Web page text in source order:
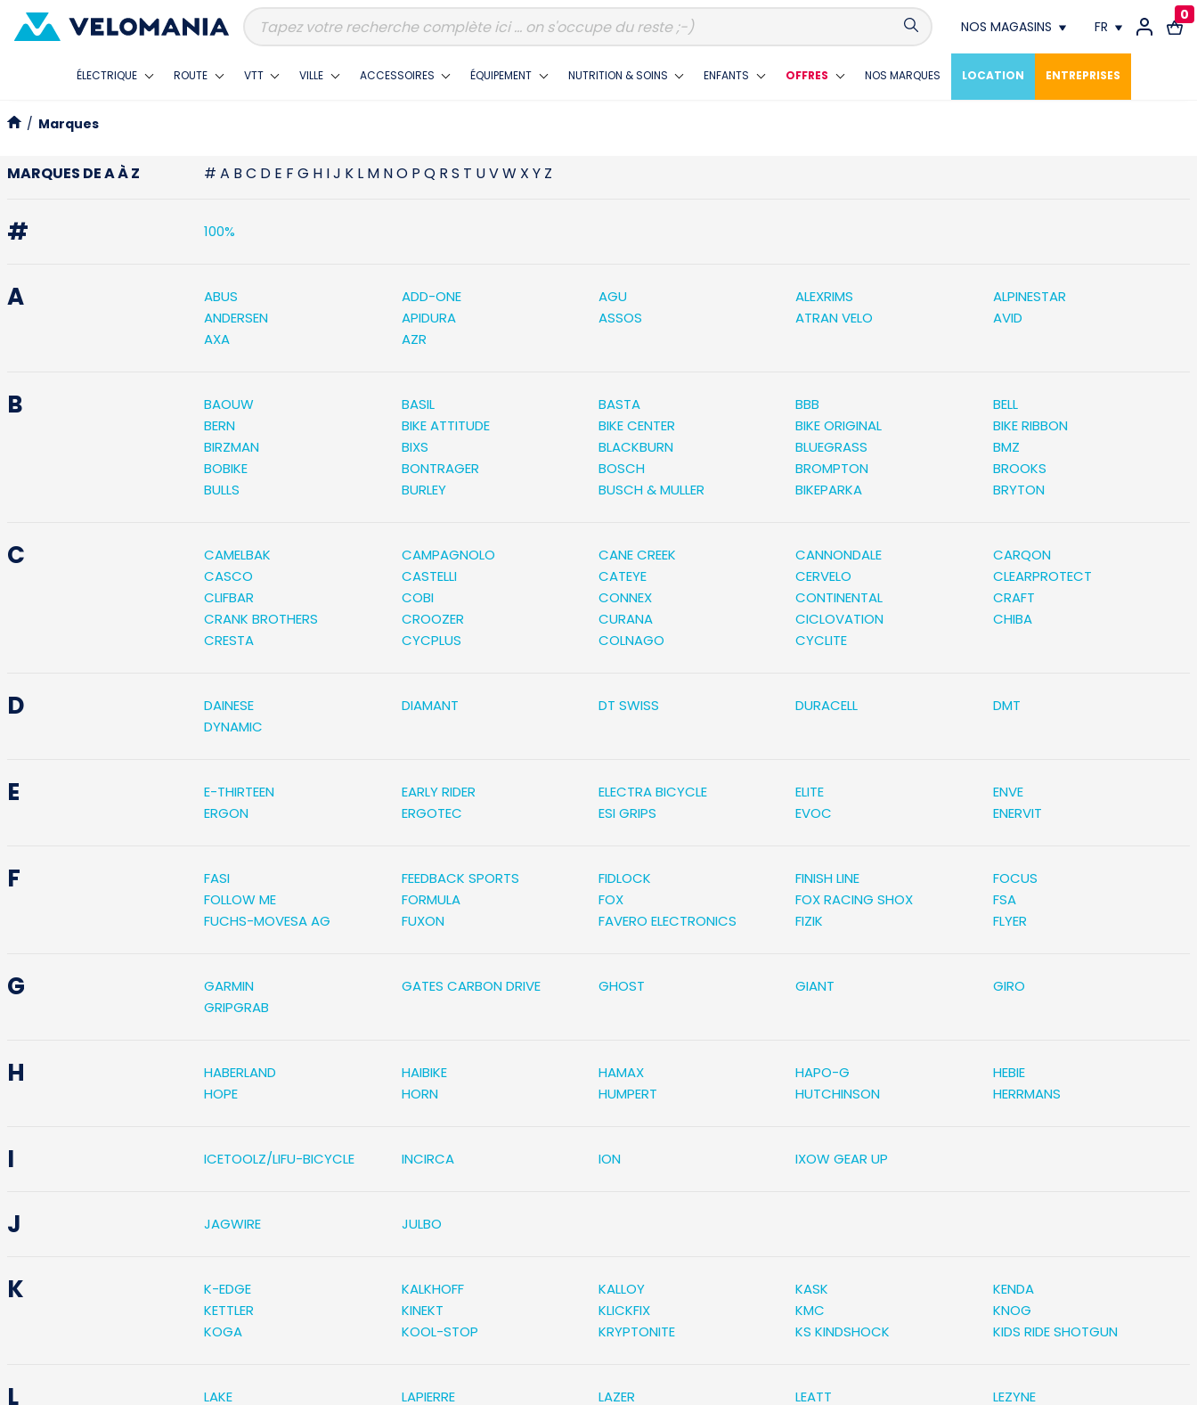
NOS MAGASINS
Conthey
Villeneuve
FR
FR
0
ÉLECTRIQUE ROUTE VTT VILLE ACCESSOIRES ÉQUIPEMENT NUTRITION & SOINS ENFANTS OFFRES NOS MARQUES LOCATION ENTREPRISES
/ Marques
MARQUES DE A À Z # A B C D E F G H IJ K L M NO P Q R S T UVW X Y Z
# 100%
A ABUS ADD-ONE AGU ALEXRIMS
ALPINESTAR
ANDERSEN
APIDURA ASSOS ATRAN VELO
AVID
AXA
AZR
B BAOUW BASIL BASTA BBB
BELL
BERN
BIKE ATTITUDE BIKE CENTER BIKE ORIGINAL
BIKE RIBBON
BIRZMAN
BIXS BLACKBURN BLUEGRASS
BMZ
BOBIKE
BONTRAGER BOSCH BROMPTON
BROOKS
BULLS
BURLEY BUSCH & MULLER BIKEPARKA BRYTON
C CAMELBAK CAMPAGNOLO CANE CREEK CANNONDALE
CARQON
CASCO
CASTELLI CATEYE CERVELO
CLEARPROTECT
CLIFBAR
COBI CONNEX CONTINENTAL
CRAFT
CRANK BROTHERS
CROOZER CURANA CICLOVATION
CHIBA
CRESTA
CYCPLUS COLNAGO CYCLITE
D DAINESE DIAMANT DT SWISS DURACELL
DMT
DYNAMIC
E E-THIRTEEN EARLY RIDER ELECTRA BICYCLE ELITE
ENVE
ERGON
ERGOTEC ESI GRIPS EVOC ENERVIT
F FASI FEEDBACK SPORTS FIDLOCK FINISH LINE
FOCUS
FOLLOW ME
FORMULA FOX FOX RACING SHOX
FSA
FUCHS-MOVESA AG
FUXON FAVERO ELECTRONICS FIZIK FLYER
G GARMIN GATES CARBON DRIVE GHOST GIANT
GIRO
GRIPGRAB
H HABERLAND HAIBIKE HAMAX HAPO-G
HEBIE
HOPE
HORN HUMPERT HUTCHINSON HERRMANS
I ICETOOLZ/LIFU-BICYCLE INCIRCA ION IXOW GEAR UP
J JAGWIRE JULBO
K K-EDGE KALKHOFF KALLOY KASK
KENDA
KETTLER
KINEKT KLICKFIX KMC
KNOG
KOGA
KOOL-STOP KRYPTONITE KS KINDSHOCK KIDS RIDE SHOTGUN
L LAKE LAPIERRE LAZER LEATT
LEZYNE